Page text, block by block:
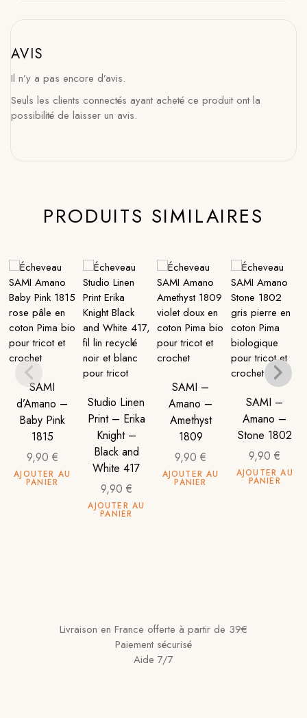
AVIS
Il n’y a pas encore d’avis.
Seuls les clients connectés ayant acheté ce produit ont la
possibilité de laisser un avis.
PRODUITS SIMILAIRES
SAMI
d’Amano –
Baby Pink
1815
9,90 €
AJOUTER AU
PANIER
Studio Linen
Print – Erika
Knight –
Black and
White 417
9,90 €
AJOUTER AU
PANIER
SAMI –
Amano –
Amethyst
1809
9,90€
AJOUTER AU
PANIER
SAMI –
Amano –
Stone 1802
9,90€
AJOUTER AU
PANIER
Livraison en France offerte à partir de 39€
Paiement sécurisé
Aide 7/7